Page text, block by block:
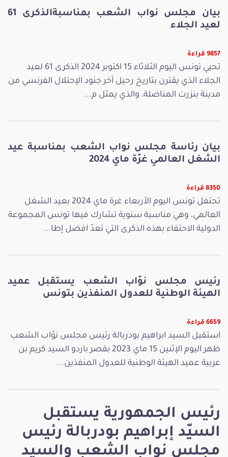
رئيس الجمهورية يستقبل
السيّد إبراهيم بودربالة رئيس
مجلس نواب الشعب والسيد
بيان مجلس نواب الشعب بمناسبةالذكرى 61
لعيد الجلاء
9857 قراءة
تحيي تونس اليوم الثلاثاء 15 اكتوبر 2024 الذكرى 61 لعيد
الجلاء الذي يقترن بتاريخ رحيل آخر جنود الإحتلال الفرنسي من
مدينة بنزرت المناضلة، والذي يمثل م...
بيان رئاسة مجلس نواب الشعب بمناسبة عيد
الشغل العالمي غرّة ماي 2024
8350 قراءة
تحتفل تونس اليوم الأربعاء غرة ماي 2024 بعيد الشغل
العالمي، وهي مناسبة سنوية تشارك فيها تونس المجموعة
الدولية الاحتفاء بهذه الذكرى التي تعدّ افضل إطا...
رئيس مجلس نوّاب الشعب يستقبل عميد
الهيئة الوطنية للعدول المنفذين بتونس
6659 قراءة
استقبل السيد ابراهيم بودربالة رئيس مجلس نوّاب الشعب
ظهر اليوم الإثنين 15 ماي 2023 بقصر باردو السيد كريم بن
عربية عميد الهيئة الوطنية للعدول المنفذين...